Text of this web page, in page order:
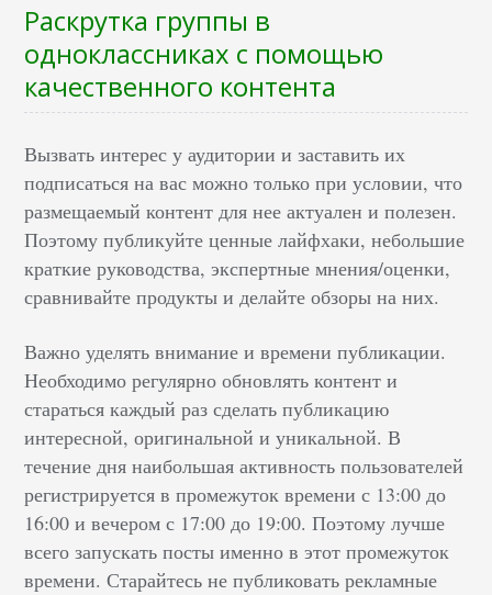
Раскрутка группы в
одноклассниках с помощью
качественного контента
Вызвать интерес у аудитории и заставить их
подписаться на вас можно только при условии, что
размещаемый контент для нее актуален и полезен.
Поэтому публикуйте ценные лайфхаки, небольшие
краткие руководства, экспертные мнения/оценки,
сравнивайте продукты и делайте обзоры на них.
Важно уделять внимание и времени публикации.
Необходимо регулярно обновлять контент и
стараться каждый раз сделать публикацию
интересной, оригинальной и уникальной. В
течение дня наибольшая активность пользователей
регистрируется в промежуток времени с 13:00 до
16:00 и вечером с 17:00 до 19:00. Поэтому лучше
всего запускать посты именно в этот промежуток
времени. Старайтесь не публиковать рекламные